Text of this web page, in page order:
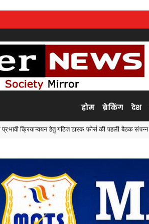
होम ब्रेकिंग देश
टास्क फोर्स की पहली बैठक संपन्न Chhattisgarh